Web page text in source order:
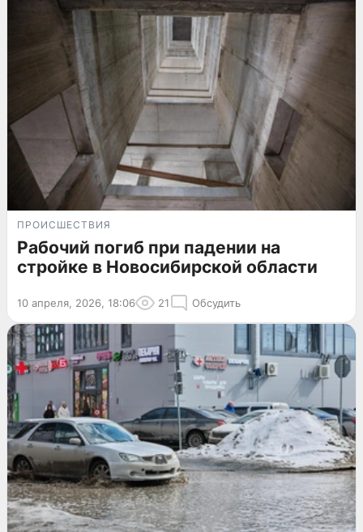
ПРОИСШЕСТВИЯ
Рабочий погиб при падении на
стройке в Новосибирской области
10 апреля, 2026, 18:06 21 Обсудить